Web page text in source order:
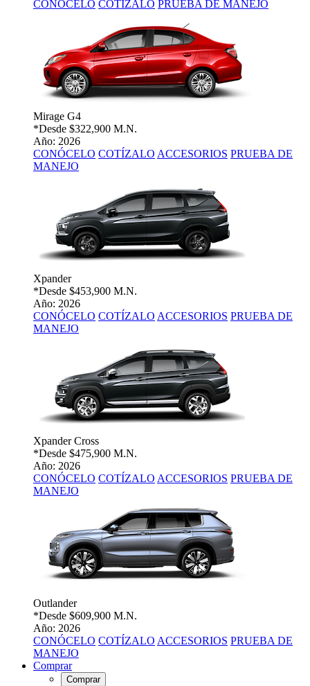
CONÓCELO COTÍZALO PRUEBA DE MANEJO
Mirage G4
*Desde $322,900 M.N.
Año: 2026
CONÓCELO COTÍZALO ACCESORIOS PRUEBA DE
MANEJO
Xpander
*Desde $453,900 M.N.
Año: 2026
CONÓCELO COTÍZALO ACCESORIOS PRUEBA DE
MANEJO
Xpander Cross
*Desde $475,900 M.N.
Año: 2026
CONÓCELO COTÍZALO ACCESORIOS PRUEBA DE
MANEJO
Outlander
*Desde $609,900 M.N.
Año: 2026
CONÓCELO COTÍZALO ACCESORIOS PRUEBA DE
MANEJO
Comprar
Comprar